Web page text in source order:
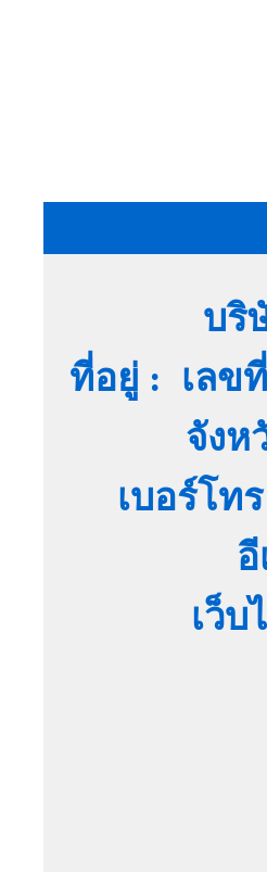
บริ
ที่อยู่ : เลข
จัง
เบอร์โท
เว็